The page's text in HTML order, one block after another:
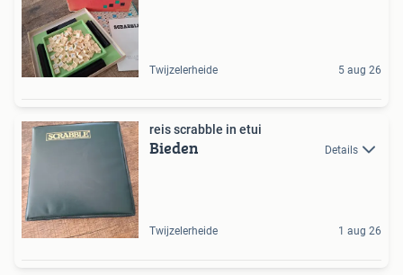
Twijzelerheide 5 aug 26
reis scrabble in etui
Bieden Details
Twijzelerheide 1 aug 26